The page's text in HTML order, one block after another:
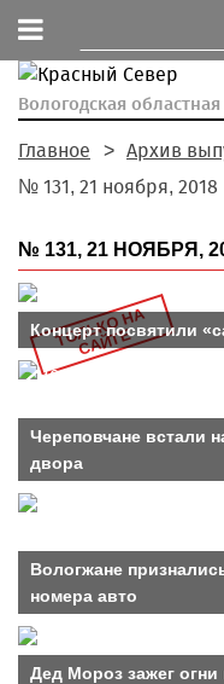
Вологодская областная
Главное
Архив
№ 131, 21 ноября, 2018
№ 131, 21 НОЯБРЯ,
Т
О
Л
Ь
К
О
Н
А
С
А
Й
Т
Е
Концерт посвятили
Череповчане встали
двора
Вологжане
номера авто
Дед Мороз зажег